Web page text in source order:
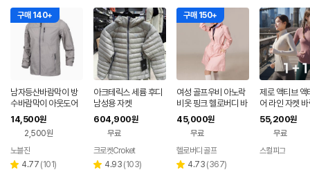
구매 140+
남자등산바람막이 방
수바람막이 아웃도어
경량 초경량 자켓
14,500원
2,500원
노블진
별 4.77 리
(101)
아크테릭스 세륨 후디
남성용 자켓
604,900원
무료
버페
크로켓Croket
별 4.93 리
(103)
구매 150+
여성 골프우비 아노락
비옷 핑크 헬로버디 바
람막이
45,000원
무료
헬로버디 골프
별 4.73 리
(367)
제로 액티브 액
어 라인 자켓
점퍼 1+1 요가
55,200원
무료
스컬피그